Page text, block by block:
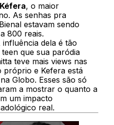
Kéfera, o maior
As senhas pra
estavam sendo
800 reais.
influência dela é tão
que sua paródia
teve mais views nas
próprio e Kefera está
Globo. Esses são só
a mostrar o quanto a
um impacto
real.